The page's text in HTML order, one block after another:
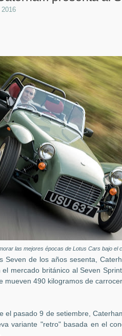
las mejores épocas de Lotus Cars bajo el
Seven de los años sesenta,
mercado británico al Seven
mueven 490 kilogramos de
el pasado 9 de setiembre,
variante "retro" basada en el